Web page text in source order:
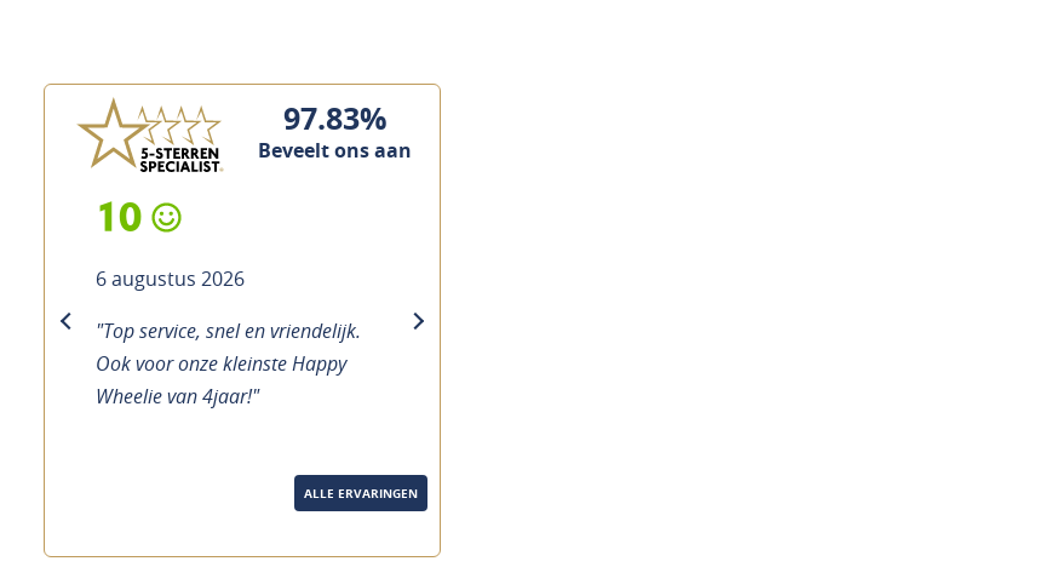
97.83%
Beveelt ons aan
10
6 augustus 2026
"Top service, snel en vriendelijk.
Ook voor onze kleinste Happy
Wheelie van 4jaar!"
previous next
ALLE ERVARINGEN